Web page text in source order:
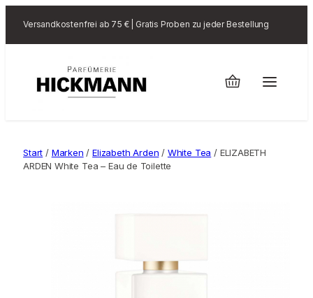
Versandkostenfrei ab 75 € | Gratis Proben zu jeder Bestellung
Start / Marken /Elizabeth Arden / White Tea / ELIZABETH
ARDEN White Tea – Eau de Toilette